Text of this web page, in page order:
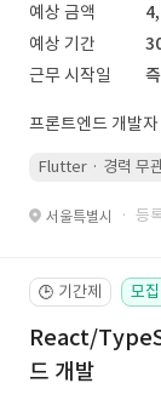
예상 금액
예상 기간
근무 시작일
프론트엔드 개발자
Flutter · 경력 무
서울특별시 · 등
🕒 기간제 모
React/
드 개발